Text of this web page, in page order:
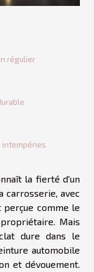
régulier
intempéries
la fierté d'un
carrosserie, avec
perçue comme le
Mais
dure dans le
automobile
et dévouement.